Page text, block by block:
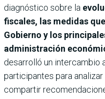
diagnóstico sobre la
fiscales, las medidas
Gobierno y los
administración
desarrolló un intercambio
participantes para
compartir